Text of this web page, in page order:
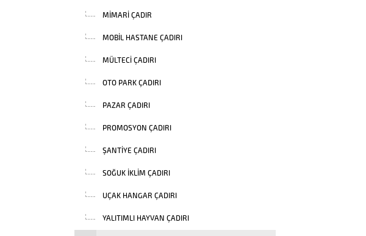
MIMARI ÇADIR
MOBIL HASTANE ÇADIRI
MÜLTECI ÇADIRI
OTO PARK ÇADIRI
PAZAR ÇADIRI
PROMOSYON ÇADIRI
ŞANTIYE ÇADIRI
SOĞUK İKLIM ÇADIRI
UÇAK HANGAR ÇADIRI
YALITIMLI HAYVAN ÇADIRI